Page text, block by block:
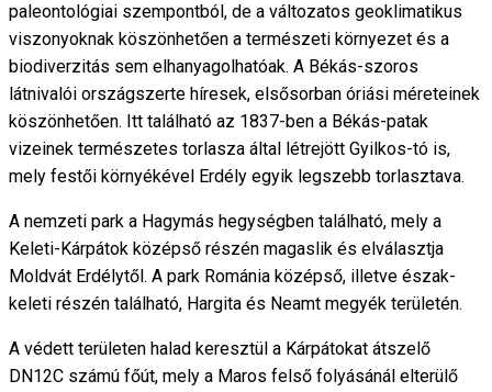
paleontológiai szempontból, de a változatos geoklimatikus
viszonyoknak köszönhetően a természeti környezet és a
biodiverzitás sem elhanyagolhatóak. A Békás-szoros
látnivalói országszerte híresek, elsősorban óriási méreteinek
köszönhetően. Itt található az 1837-ben a Békás-patak
vizeinek természetes torlasza által létrejött Gyilkos-tó is,
mely festői környékével Erdély egyik legszebb torlasztava.
A nemzeti park a Hagymás hegységben található, mely a
Keleti-Kárpátok középső részén magaslik és elválasztja
Moldvát Erdélytől. A park Románia középső, illetve észak-
keleti részén található, Hargita és Neamt megyék területén.
A védett területen halad keresztül a Kárpátokat átszelő
DN12C számú főút, mely a Maros felső folyásánál elterülő